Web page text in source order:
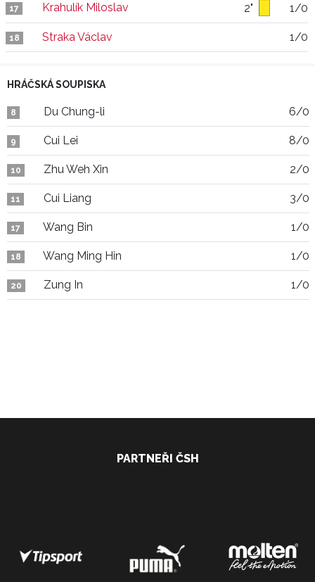
17 Krahulík Miloslav 2" 1/0
18 Straka Václav 1/0
HRÁČSKÁ SOUPISKA
8 Du Chung-li 6/0
9 Cui Lei 8/0
10 Zhu Weh Xin 2/0
11 Cui Liang 3/0
17 Wang Bin 1/0
18 Wang Ming Hin 1/0
20 Zung In 1/0
PARTNEŘI ČSH